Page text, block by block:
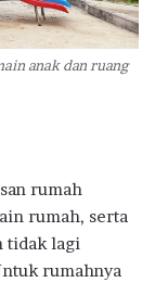
anak dan ruang
rumah
rumah, serta
tidak lagi
rumahnya